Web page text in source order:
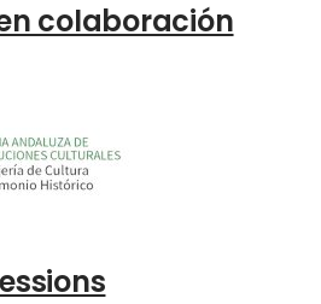
colaboración